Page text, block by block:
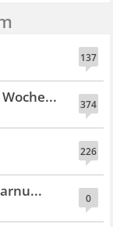
137
374
226
0